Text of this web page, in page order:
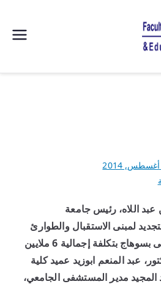
التكنولوجيا
جامعة
سوهاج |
عبد اللاه، رئيس جامعة
لمبنى الاستقبال والطوارئ
الجديد بالمستشفى الجامعى بسوهاج بتكلفة إجمالية 6 ملايين
عبد المنعم ابوزيد عميد كلية
مدير المستشفى الجامعي،